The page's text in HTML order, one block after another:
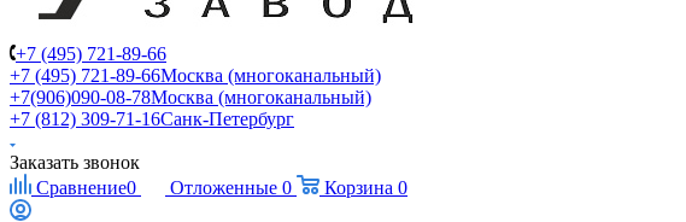
+7 (495) 721-89-66
+7 (495) 721-89-66Москва (многоканальный)
+7(906)090-08-78Москва (многоканальный)
+7 (812) 309-71-16Санк-Петербург
Заказать звонок
Сравнение0 Отложенные 0 Корзина 0